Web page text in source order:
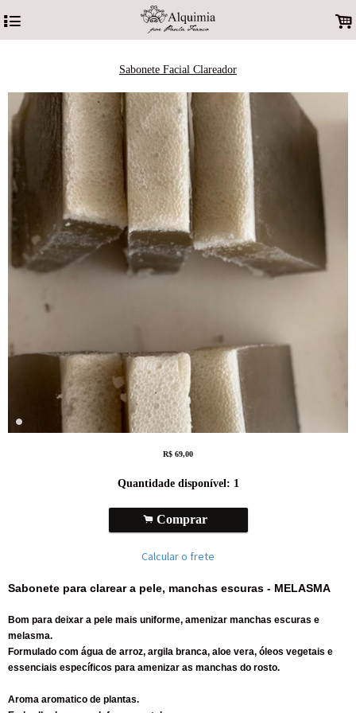
4 .
Sabonete Facial Clareador
R$ 69,00
Quantidade disponível: 1
.Comprar
Calcular o frete
Sabonete para clarear a pele, manchas escuras - MELASMA
Bom para deixar a pele mais uniforme, amenizar manchas escuras e
melasma.
Formulado com água de arroz, argila branca, aloe vera, óleos vegetais e
essenciais específicos para amenizar as manchas do rosto.
Aroma aromatico de plantas.